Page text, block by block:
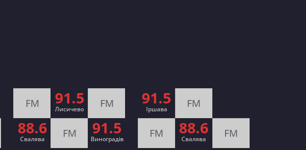
FM 91.5
Лисичево FM
88.6
Свалява FM 91.5
Виноградів
91.5
Іршава FM
FM 88.6
Cвалява FM